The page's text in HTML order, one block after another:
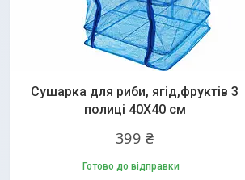
Сушарка для риби, ягід,фруктів 3
полиці 40X40 см
399 ₴
Готово до відправки